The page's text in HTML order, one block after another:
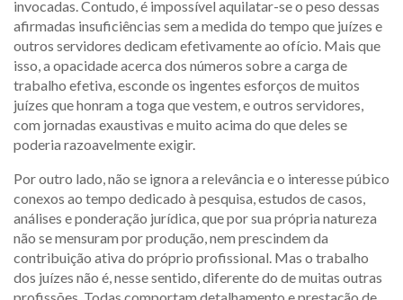
invocadas. Contudo, é impossível aquilatar-se o peso dessas
afirmadas insuficiências sem a medida do tempo que juízes e
outros servidores dedicam efetivamente ao ofício. Mais que
isso, a opacidade acerca dos números sobre a carga de
trabalho efetiva, esconde os ingentes esforços de muitos
juízes que honram a toga que vestem, e outros servidores,
com jornadas exaustivas e muito acima do que deles se
poderia razoavelmente exigir.
Por outro lado, não se ignora a relevância e o interesse púbico
conexos ao tempo dedicado à pesquisa, estudos de casos,
análises e ponderação jurídica, que por sua própria natureza
não se mensuram por produção, nem prescindem da
contribuição ativa do próprio profissional. Mas o trabalho
dos juízes não é, nesse sentido, diferente do de muitas outras